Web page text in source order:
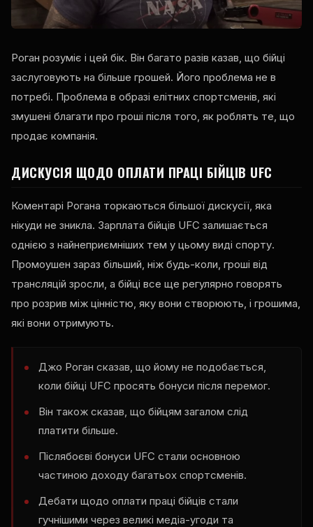
Роган розуміє і цей бік. Він багато разів казав, що бійці
заслуговують на більше грошей. Його проблема не в
потребі. Проблема в образі елітних спортсменів, які
змушені благати про гроші після того, як роблять те, що
продає компанія.
ДИСКУСІЯ ЩОДО ОПЛАТИ ПРАЦІ БІЙЦІВ UFC
Коментарі Рогана торкаються більшої дискусії, яка
нікуди не зникла. Зарплата бійців UFC залишається
однією з найнеприємніших тем у цьому виді спорту.
Промоушен зараз більший, ніж будь-коли, гроші від
трансляцій зросли, а бійці все ще регулярно говорять
про розрив між цінністю, яку вони створюють, і грошима,
які вони отримують.
Джо Роган сказав, що йому не подобається,
коли бійці UFC просять бонуси після перемог.
Він також сказав, що бійцям загалом слід
платити більше.
Післябоєві бонуси UFC стали основною
частиною доходу багатьох спортсменів.
Дебати щодо оплати праці бійців стали
гучнішими через великі медіа-угоди та